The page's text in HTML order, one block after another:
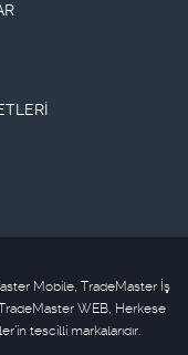
Mobile, TradeMaster İş
WEB, Herkese
tescilli markalarıdır.